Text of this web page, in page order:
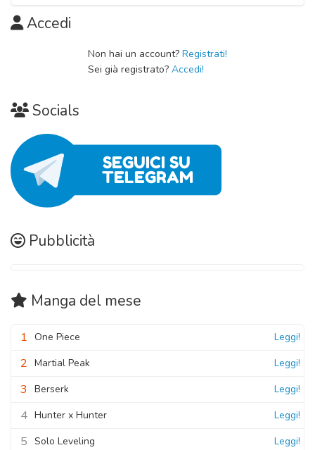
Accedi
Non hai un account? Registrati!
Sei già registrato? Accedi!
Socials
Pubblicità
Manga del mese
1 One Piece Leggi!
2 Martial Peak Leggi!
3 Berserk Leggi!
4 Hunter x Hunter Leggi!
5 Solo Leveling Leggi!